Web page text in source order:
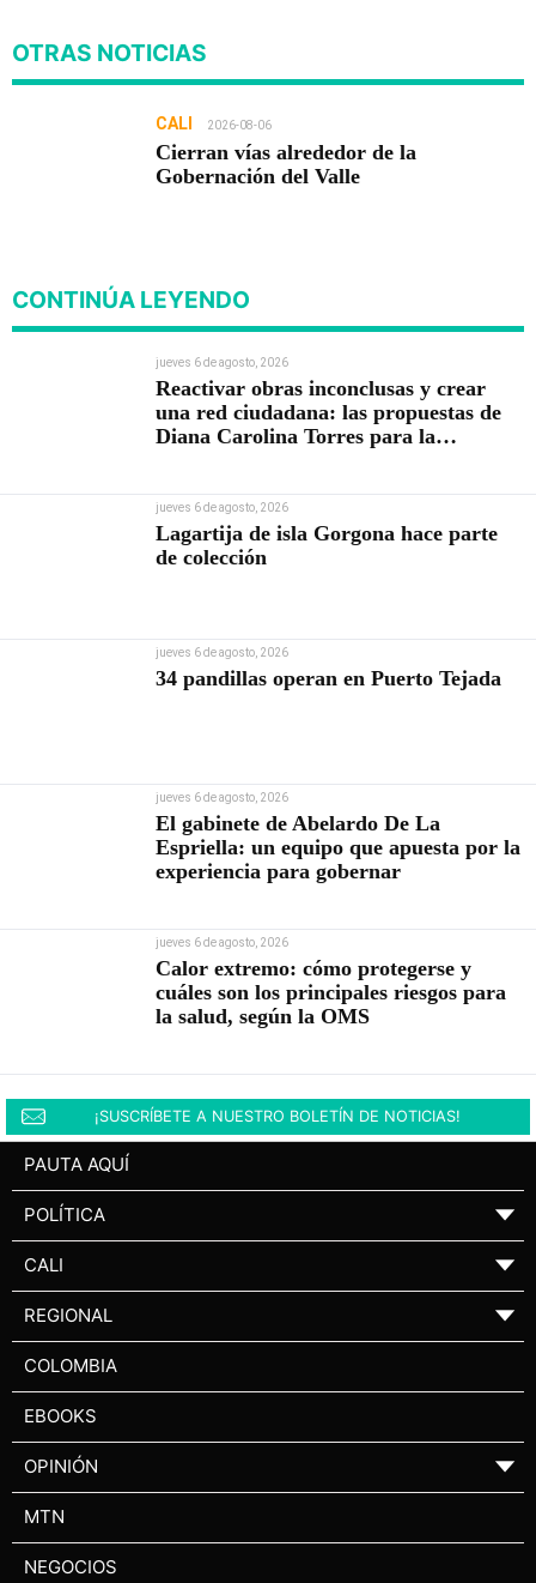
OTRAS NOTICIAS
CALI 2026-08-06
Cierran vías alrededor de la
Gobernación del Valle
CONTINÚA LEYENDO
jueves 6 de agosto, 2026
Reactivar obras inconclusas y crear
una red ciudadana: las propuestas de
Diana Carolina Torres para la
jueves 6 de agosto, 2026
Lagartija de isla Gorgona hace parte
de colección
jueves 6 de agosto, 2026
34 pandillas operan en Puerto Tejada
jueves 6 de agosto, 2026
El gabinete de Abelardo De La
Espriella: un equipo que apuesta por la
experiencia para gobernar
jueves 6 de agosto, 2026
Calor extremo: cómo protegerse y
cuáles son los principales riesgos para
la salud, según la OMS
¡SUSCRÍBETE A NUESTRO BOLETÍN DE NOTICIAS!
PAUTA AQUÍ
POLÍTICA ▼
CALI ▼
REGIONAL ▼
COLOMBIA
EBOOKS
OPINIÓN ▼
MTN
NEGOCIOS